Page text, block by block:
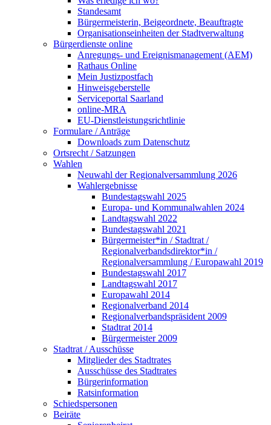
Standesamt
Bürgermeisterin, Beigeordnete, Beauftragte
Organisationseinheiten der Stadtverwaltung
Bürgerdienste online
Anregungs- und Ereignismanagement (AEM)
Rathaus Online
Mein Justizpostfach
Hinweisgeberstelle
Serviceportal Saarland
online-MRA
EU-Dienstleistungsrichtlinie
Formulare / Anträge
Downloads zum Datenschutz
Ortsrecht / Satzungen
Wahlen
Neuwahl der Regionalversammlung 2026
Wahlergebnisse
Bundestagswahl 2025
Europa- und Kommunalwahlen 2024
Landtagswahl 2022
Bundestagswahl 2021
Bürgermeister*in / Stadtrat /
Regionalverbandsdirektor*in /
Regionalversammlung / Europawahl 2019
Bundestagswahl 2017
Landtagswahl 2017
Europawahl 2014
Regionalverband 2014
Regionalverbandspräsident 2009
Stadtrat 2014
Bürgermeister 2009
Stadtrat / Ausschüsse
Mitglieder des Stadtrates
Ausschüsse des Stadtrates
Bürgerinformation
Ratsinformation
Schiedspersonen
Beiräte